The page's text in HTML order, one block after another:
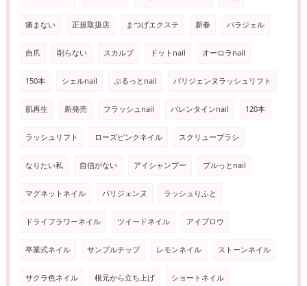
痛まない 正規取扱店 まつげエクステ 新春 パラジェル
自爪 削らない スカルプ ドットnail オーロラnail
150本 シェルnail ぷるっとnail パリジェンヌラッシュリフト
肌再生 新発売 フラッシュnail バレンタインnail 120本
ラッシュリフト ローズピンクネイル スクリューブラシ
なりたい私 自信がない アイシャンプー プルっとnail
マグネットネイル パリジェンヌ ラッシュりふと
ドライフラワーネイル ツイードネイル アイブロウ
卒業式ネイル サンプルチップ レモンネイル ストーンネイル
サクラ色ネイル 根元から立ち上げ ショートネイル